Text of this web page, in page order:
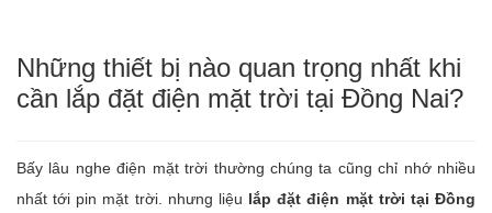
Những thiết bị nào quan trọng nhất khi
cần lắp đặt điện mặt trời tại Đồng Nai?
Bấy lâu nghe điện mặt trời thường chúng ta cũng chỉ nhớ nhiều
nhất tới pin mặt trời. nhưng liệu lắp đặt điện mặt trời tại Đồng